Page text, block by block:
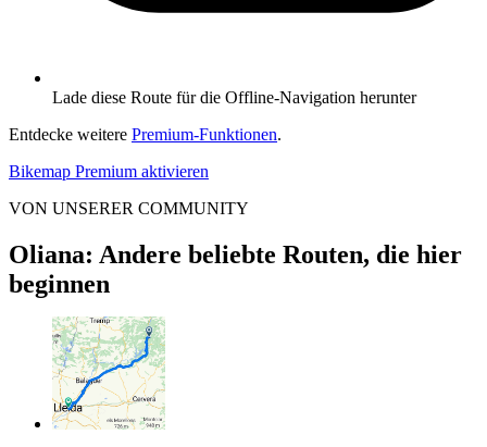
Lade diese Route für die Offline-Navigation herunter
Entdecke weitere Premium-Funktionen.
Bikemap Premium aktivieren
VON UNSERER COMMUNITY
Oliana: Andere beliebte Routen, die hier
beginnen